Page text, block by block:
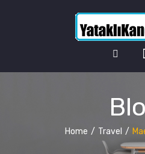
MY ACCOUNT
Wishlist
Home / Travel /